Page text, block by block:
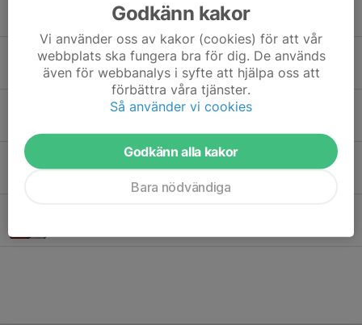
13 apr, 20:48 0
Rabatt på Intersport
8 apr, 21:15 0
ANMÄLAN ÖPPEN!
Senaste nytt från Pilgrimstrailen!
Godkänn kakor
Vi använder oss av kakor (cookies) för att vår
webbplats ska fungera bra för dig. De används
även för webbanalys i syfte att hjälpa oss att
förbättra våra tjänster.
Så använder vi cookies
Godkänn alla kakor
Bara nödvändiga